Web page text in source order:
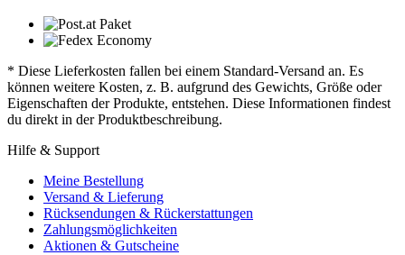
* Diese Lieferkosten fallen bei einem Standard-Versand an. Es
können weitere Kosten, z. B. aufgrund des Gewichts, Größe oder
Eigenschaften der Produkte, entstehen. Diese Informationen findest
du direkt in der Produktbeschreibung.
Hilfe & Support
Meine Bestellung
Versand & Lieferung
Rücksendungen & Rückerstattungen
Zahlungsmöglichkeiten
Aktionen & Gutscheine